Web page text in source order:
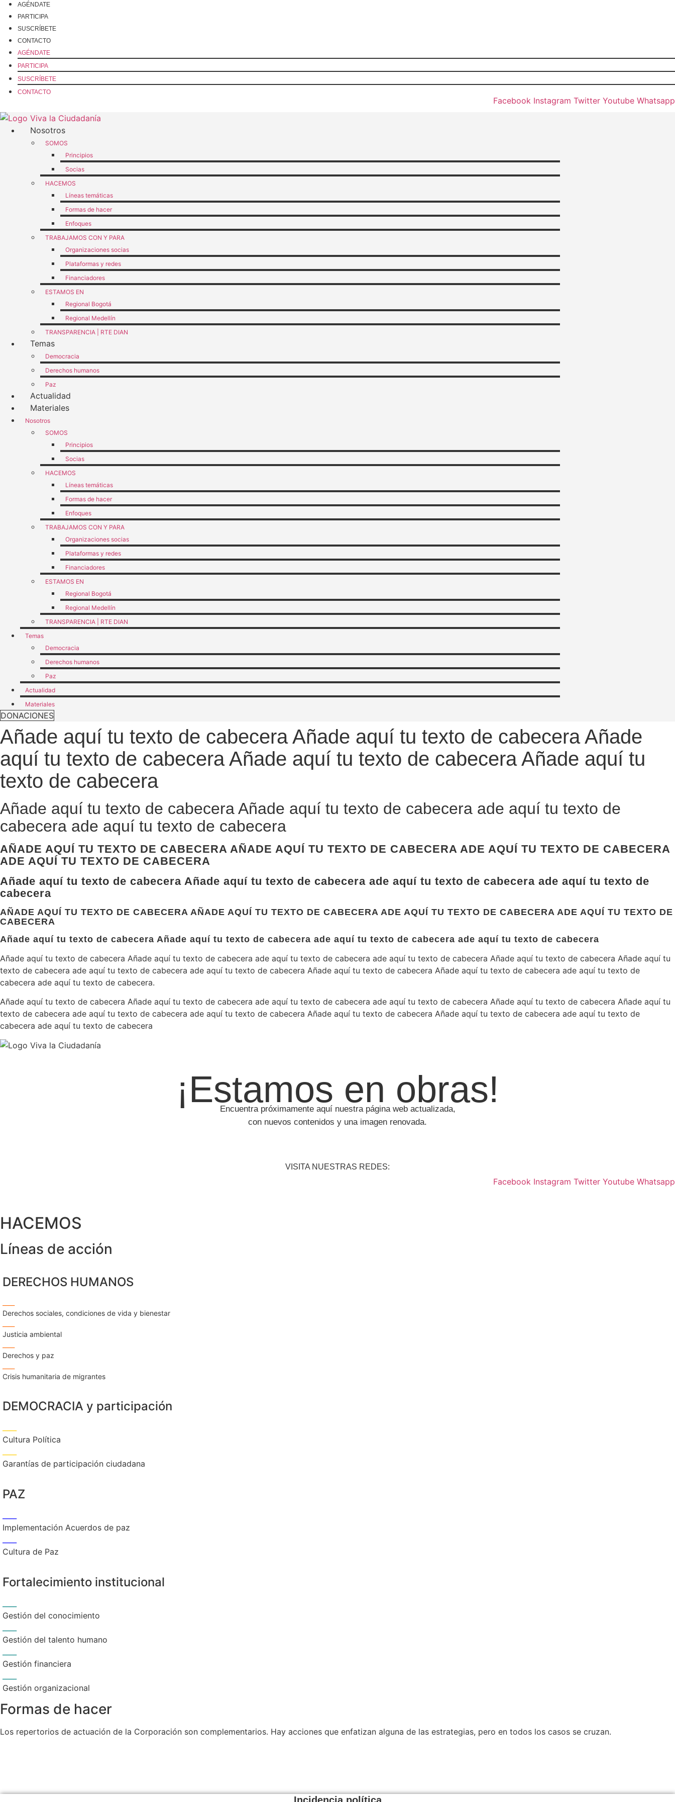
contenido
AGÉNDATE
PARTICIPA
SUSCRÍBETE
CONTACTO
AGÉNDATE
PARTICIPA
SUSCRÍBETE
CONTACTO
Facebook Instagram Twitter Youtube Whatsapp
Nosotros
SOMOS
Principios
Socias
HACEMOS
Líneas temáticas
Formas de hacer
Enfoques
TRABAJAMOS CON Y PARA
Organizaciones socias
Plataformas y redes
Financiadores
ESTAMOS EN
Regional Bogotá
Regional Medellín
TRANSPARENCIA | RTE DIAN
Temas
Democracia
Derechos humanos
Paz
Actualidad
Materiales
Nosotros
SOMOS
Principios
Socias
HACEMOS
Líneas temáticas
Formas de hacer
Enfoques
TRABAJAMOS CON Y PARA
Organizaciones socias
Plataformas y redes
Financiadores
ESTAMOS EN
Regional Bogotá
Regional Medellín
TRANSPARENCIA | RTE DIAN
Temas
Democracia
Derechos humanos
Paz
Actualidad
Materiales
DONACIONES
Añade aquí tu texto de cabecera Añade aquí tu texto de cabecera Añade
aquí tu texto de cabecera Añade aquí tu texto de cabecera Añade aquí tu
texto de cabecera
Añade aquí tu texto de cabecera Añade aquí tu texto de cabecera ade aquí tu texto de
cabecera ade aquí tu texto de cabecera
AÑADE AQUÍ TU TEXTO DE CABECERA AÑADE AQUÍ TU TEXTO DE CABECERA ADE AQUÍ TU TEXTO DE CABECERA
ADE AQUÍ TU TEXTO DE CABECERA
Añade aquí tu texto de cabecera Añade aquí tu texto de cabecera ade aquí tu texto de cabecera ade aquí tu texto de
cabecera
AÑADE AQUÍ TU TEXTO DE CABECERA AÑADE AQUÍ TU TEXTO DE CABECERA ADE AQUÍ TU TEXTO DE CABECERA ADE AQUÍ TU TEXTO DE
CABECERA
Añade aquí tu texto de cabecera Añade aquí tu texto de cabecera ade aquí tu texto de cabecera ade aquí tu texto de cabecera
Añade aquí tu texto de cabecera Añade aquí tu texto de cabecera ade aquí tu texto de cabecera ade aquí tu texto de cabecera Añade aquí tu texto de cabecera Añade aquí tu
texto de cabecera ade aquí tu texto de cabecera ade aquí tu texto de cabecera Añade aquí tu texto de cabecera Añade aquí tu texto de cabecera ade aquí tu texto de
cabecera ade aquí tu texto de cabecera.
Añade aquí tu texto de cabecera Añade aquí tu texto de cabecera ade aquí tu texto de cabecera ade aquí tu texto de cabecera Añade aquí tu texto de cabecera Añade aquí tu
texto de cabecera ade aquí tu texto de cabecera ade aquí tu texto de cabecera Añade aquí tu texto de cabecera Añade aquí tu texto de cabecera ade aquí tu texto de
cabecera ade aquí tu texto de cabecera
¡Estamos en obras!
Encuentra próximamente aquí nuestra página web actualizada,
con nuevos contenidos y una imagen renovada.
VISITA NUESTRAS REDES:
Facebook Instagram Twitter Youtube Whatsapp
HACEMOS
Líneas de acción
DERECHOS HUMANOS
Derechos sociales, condiciones de vida y bienestar
Justicia ambiental
Derechos y paz
Crisis humanitaria de migrantes
DEMOCRACIA y participación
Cultura Política
Garantías de participación ciudadana
PAZ
Implementación Acuerdos de paz
Cultura de Paz
Fortalecimiento institucional
Gestión del conocimiento
Gestión del talento humano
Gestión financiera
Gestión organizacional
Formas de hacer
Los repertorios de actuación de la Corporación son complementarios. Hay acciones que enfatizan alguna de las estrategias, pero en todos los casos se cruzan.